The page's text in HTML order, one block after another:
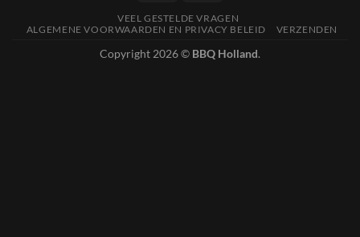
VEEL GESTELDE VRAGEN
ALGEMENE VOORWAARDEN EN PRIVACY BELEID
VERZENDEN
Copyright 2026 © BBQ Holland.